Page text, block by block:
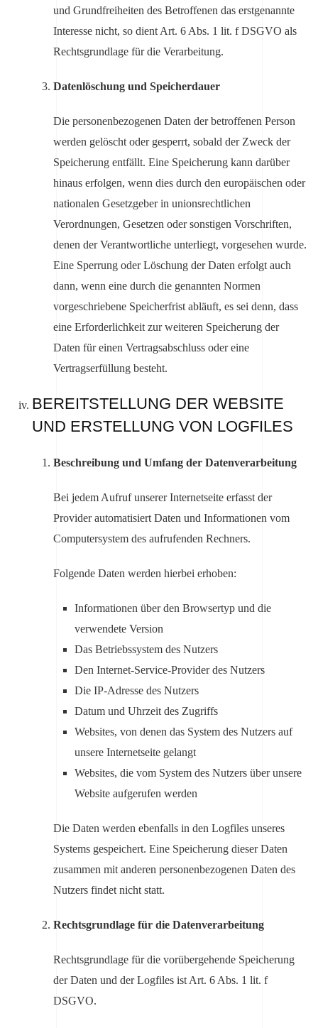
und Grundfreiheiten des Betroffenen das erstgenannte
Interesse nicht, so dient Art. 6 Abs. 1 lit. f DSGVO als
Rechtsgrundlage für die Verarbeitung.
Datenlöschung und Speicherdauer
Die personenbezogenen Daten der betroffenen Person
werden gelöscht oder gesperrt, sobald der Zweck der
Speicherung entfällt. Eine Speicherung kann darüber
hinaus erfolgen, wenn dies durch den europäischen oder
nationalen Gesetzgeber in unionsrechtlichen
Verordnungen, Gesetzen oder sonstigen Vorschriften,
denen der Verantwortliche unterliegt, vorgesehen wurde.
Eine Sperrung oder Löschung der Daten erfolgt auch
dann, wenn eine durch die genannten Normen
vorgeschriebene Speicherfrist abläuft, es sei denn, dass
eine Erforderlichkeit zur weiteren Speicherung der
Daten für einen Vertragsabschluss oder eine
Vertragserfüllung besteht.
BEREITSTELLUNG DER WEBSITE
UND ERSTELLUNG VON LOGFILES
Beschreibung und Umfang der Datenverarbeitung
Bei jedem Aufruf unserer Internetseite erfasst der
Provider automatisiert Daten und Informationen vom
Computersystem des aufrufenden Rechners.
Folgende Daten werden hierbei erhoben:
Informationen über den Browsertyp und die
verwendete Version
Das Betriebssystem des Nutzers
Den Internet-Service-Provider des Nutzers
Die IP-Adresse des Nutzers
Datum und Uhrzeit des Zugriffs
Websites, von denen das System des Nutzers auf
unsere Internetseite gelangt
Websites, die vom System des Nutzers über unsere
Website aufgerufen werden
Die Daten werden ebenfalls in den Logfiles unseres
Systems gespeichert. Eine Speicherung dieser Daten
zusammen mit anderen personenbezogenen Daten des
Nutzers findet nicht statt.
Rechtsgrundlage für die Datenverarbeitung
Rechtsgrundlage für die vorübergehende Speicherung
der Daten und der Logfiles ist Art. 6 Abs. 1 lit. f
DSGVO.